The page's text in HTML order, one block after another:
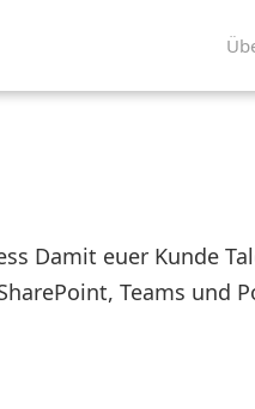
Damit euer Kunde
Teams und